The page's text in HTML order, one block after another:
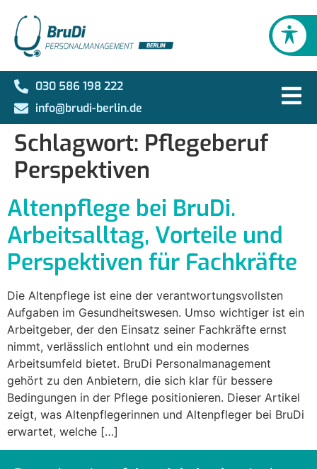
030 586 198 222
info@brudi-berlin.de
Schlagwort: Pflegeberuf
Perspektiven
Altenpflege bei BruDi.
Arbeitsalltag, Vorteile und
Perspektiven für Fachkräfte
Die Altenpflege ist eine der verantwortungsvollsten
Aufgaben im Gesundheitswesen. Umso wichtiger ist ein
Arbeitgeber, der den Einsatz seiner Fachkräfte ernst
nimmt, verlässlich entlohnt und ein modernes
Arbeitsumfeld bietet. BruDi Personalmanagement
gehört zu den Anbietern, die sich klar für bessere
Bedingungen in der Pflege positionieren. Dieser Artikel
zeigt, was Altenpflegerinnen und Altenpfleger bei BruDi
erwartet, welche […]